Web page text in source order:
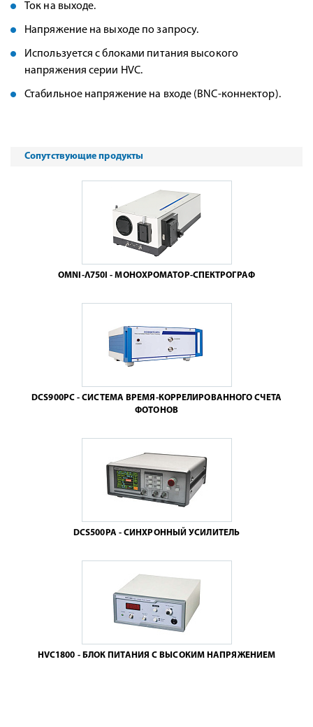
Ток на выходе.
Напряжение на выходе по запросу.
Используется с блоками питания высокого
напряжения серии HVC.
Стабильное напряжение на входе (BNC-коннектор).
Сопутствующие продукты
OMNI-Λ750I - МОНОХРОМАТОР-СПЕКТРОГРАФ
DCS900PC - СИСТЕМА ВРЕМЯ-КОРРЕЛИРОВАННОГО СЧЕТА
ФОТОНОВ
DCS500PA - СИНХРОННЫЙ УСИЛИТЕЛЬ
HVC1800 - БЛОК ПИТАНИЯ С ВЫСОКИМ НАПРЯЖЕНИЕМ